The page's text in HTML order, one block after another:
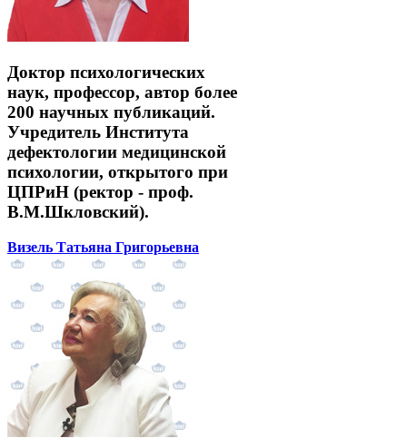
Доктор психологических
наук, профессор, автор более
200 научных публикаций.
Учредитель Института
дефектологии медицинской
психологии, открытого при
ЦПРиН (ректор - проф.
В.М.Шкловский).
Визель Татьяна Григорьевна